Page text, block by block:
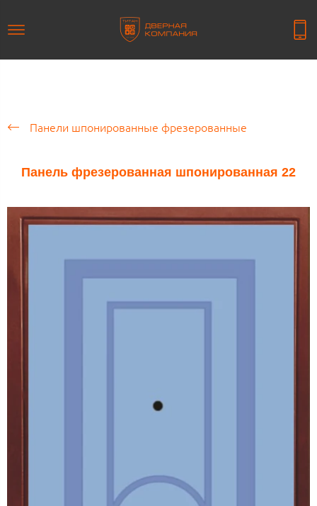
Панели шпонированные фрезерованные
Панель фрезерованная шпонированная 22